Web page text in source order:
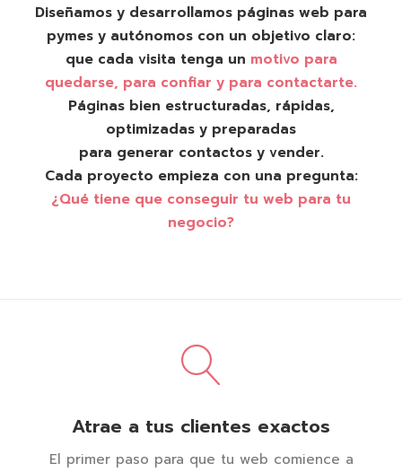
Diseñamos y desarrollamos páginas web para
pymes y autónomos con un objetivo claro:
que cada visita tenga un motivo para
quedarse, para confiar y para contactarte.
Páginas bien estructuradas, rápidas,
optimizadas y preparadas
para generar contactos y vender.
Cada proyecto empieza con una pregunta:
¿Qué tiene que conseguir tu web para tu
negocio?
Atrae a tus clientes exactos
El primer paso para que tu web comience a